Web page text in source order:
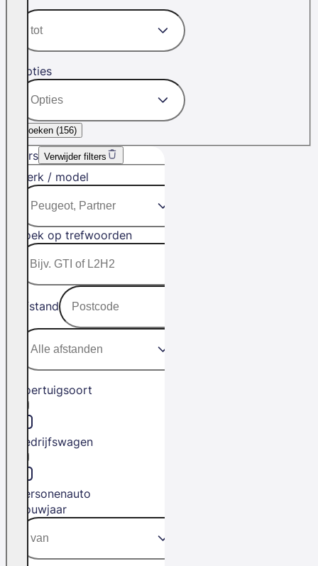
Opties
Zoeken (156)
Filters Verwijder filters
Merk / model
Zoek op trefwoorden
Afstand
Voertuigsoort
Bedrijfswagen
Personenauto
Bouwjaar